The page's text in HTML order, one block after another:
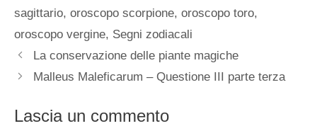
sagittario, oroscopo scorpione, oroscopo toro,
oroscopo vergine, Segni zodiacali
La conservazione delle piante magiche
Malleus Maleficarum – Questione III parte terza
Lascia un commento